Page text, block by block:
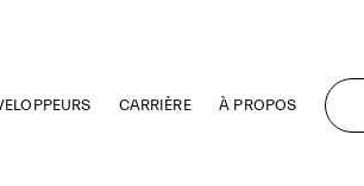
CARRIÈRE À PROPOS